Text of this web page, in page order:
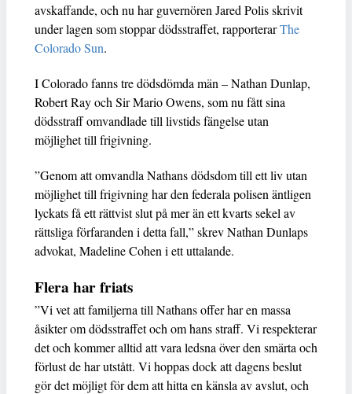
avskaffande, och nu har guvernören Jared Polis skrivit
under lagen som stoppar dödsstraffet, rapporterarThe
Colorado Sun.
I Colorado fanns tre dödsdömda män – Nathan Dunlap,
Robert Ray och Sir Mario Owens, som nu fått sina
dödsstraff omvandlade till livstids fängelse utan
möjlighet till frigivning.
”Genom att omvandla Nathans dödsdom till ett liv utan
möjlighet till frigivning har den federala polisen äntligen
lyckats få ett rättvist slut på mer än ett kvarts sekel av
rättsliga förfaranden i detta fall,” skrev Nathan Dunlaps
advokat, Madeline Cohen i ett uttalande.
Flera har friats
”Vi vet att familjerna till Nathans offer har en massa
åsikter om dödsstraffet och om hans straff. Vi respekterar
det och kommer alltid att vara ledsna över den smärta och
förlust de har utstått. Vi hoppas dock att dagens beslut
gör det möjligt för dem att hitta en känsla av avslut, och